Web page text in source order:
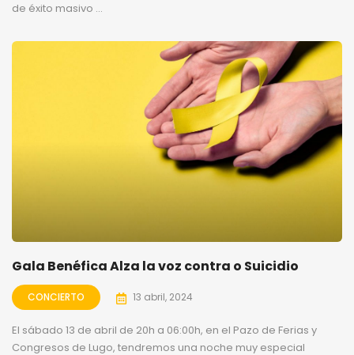
de éxito masivo ...
Gala Benéfica Alza la voz contra o Suicidio
CONCIERTO 13 abril, 2024
El sábado 13 de abril de 20h a 06:00h, en el Pazo de Ferias y
Congresos de Lugo, tendremos una noche muy especial